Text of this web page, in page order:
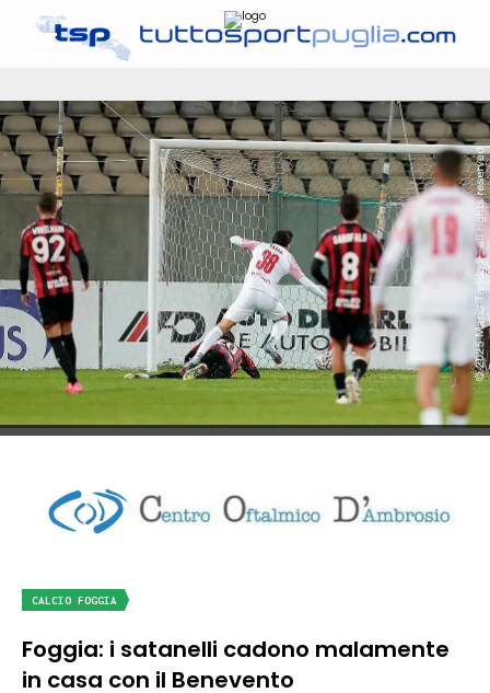
CALCIO FOGGIA
Foggia: i satanelli cadono malamente
in casa con il Benevento